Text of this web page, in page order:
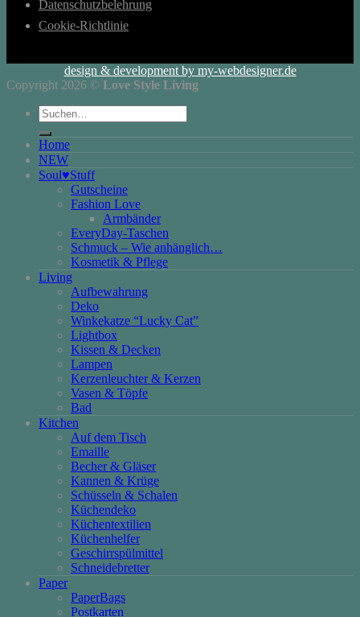
Datenschutzbelehrung
Cookie-Richtlinie
design & development by my-webdesigner.de
Copyright 2026 © Love Style Living
Suchen
nach:
Home
NEW
Soul♥Stuff
Gutscheine
Fashion Love
Armbänder
EveryDay-Taschen
Schmuck – Wie anhänglich…
Kosmetik & Pflege
Living
Aufbewahrung
Deko
Winkekatze “Lucky Cat”
Lightbox
Kissen & Decken
Lampen
Kerzenleuchter & Kerzen
Vasen & Töpfe
Bad
Kitchen
Auf dem Tisch
Emaille
Becher & Gläser
Kannen & Krüge
Schüsseln & Schalen
Küchendeko
Küchentextilien
Küchenhelfer
Geschirrspülmittel
Schneidebretter
Paper
PaperBags
Postkarten